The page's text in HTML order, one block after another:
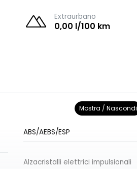
Extraurbano
0,00 l/100 km
Mostra / Nascondi
ABS/AEBS/ESP
Alzacristalli elettrici impulsionali